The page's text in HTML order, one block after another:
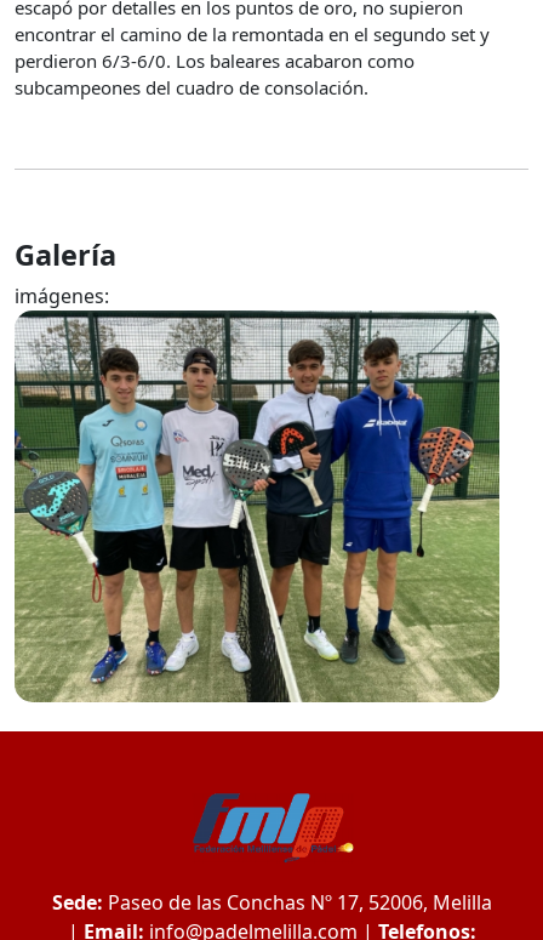
escapó por detalles en los puntos de oro, no supieron
encontrar el camino de la remontada en el segundo set y
perdieron 6/3-6/0. Los baleares acabaron como
subcampeones del cuadro de consolación.
Galería
imágenes:
Sede: Paseo de las Conchas Nº 17, 52006, Melilla
| Email: info@padelmelilla.com | Telefonos: